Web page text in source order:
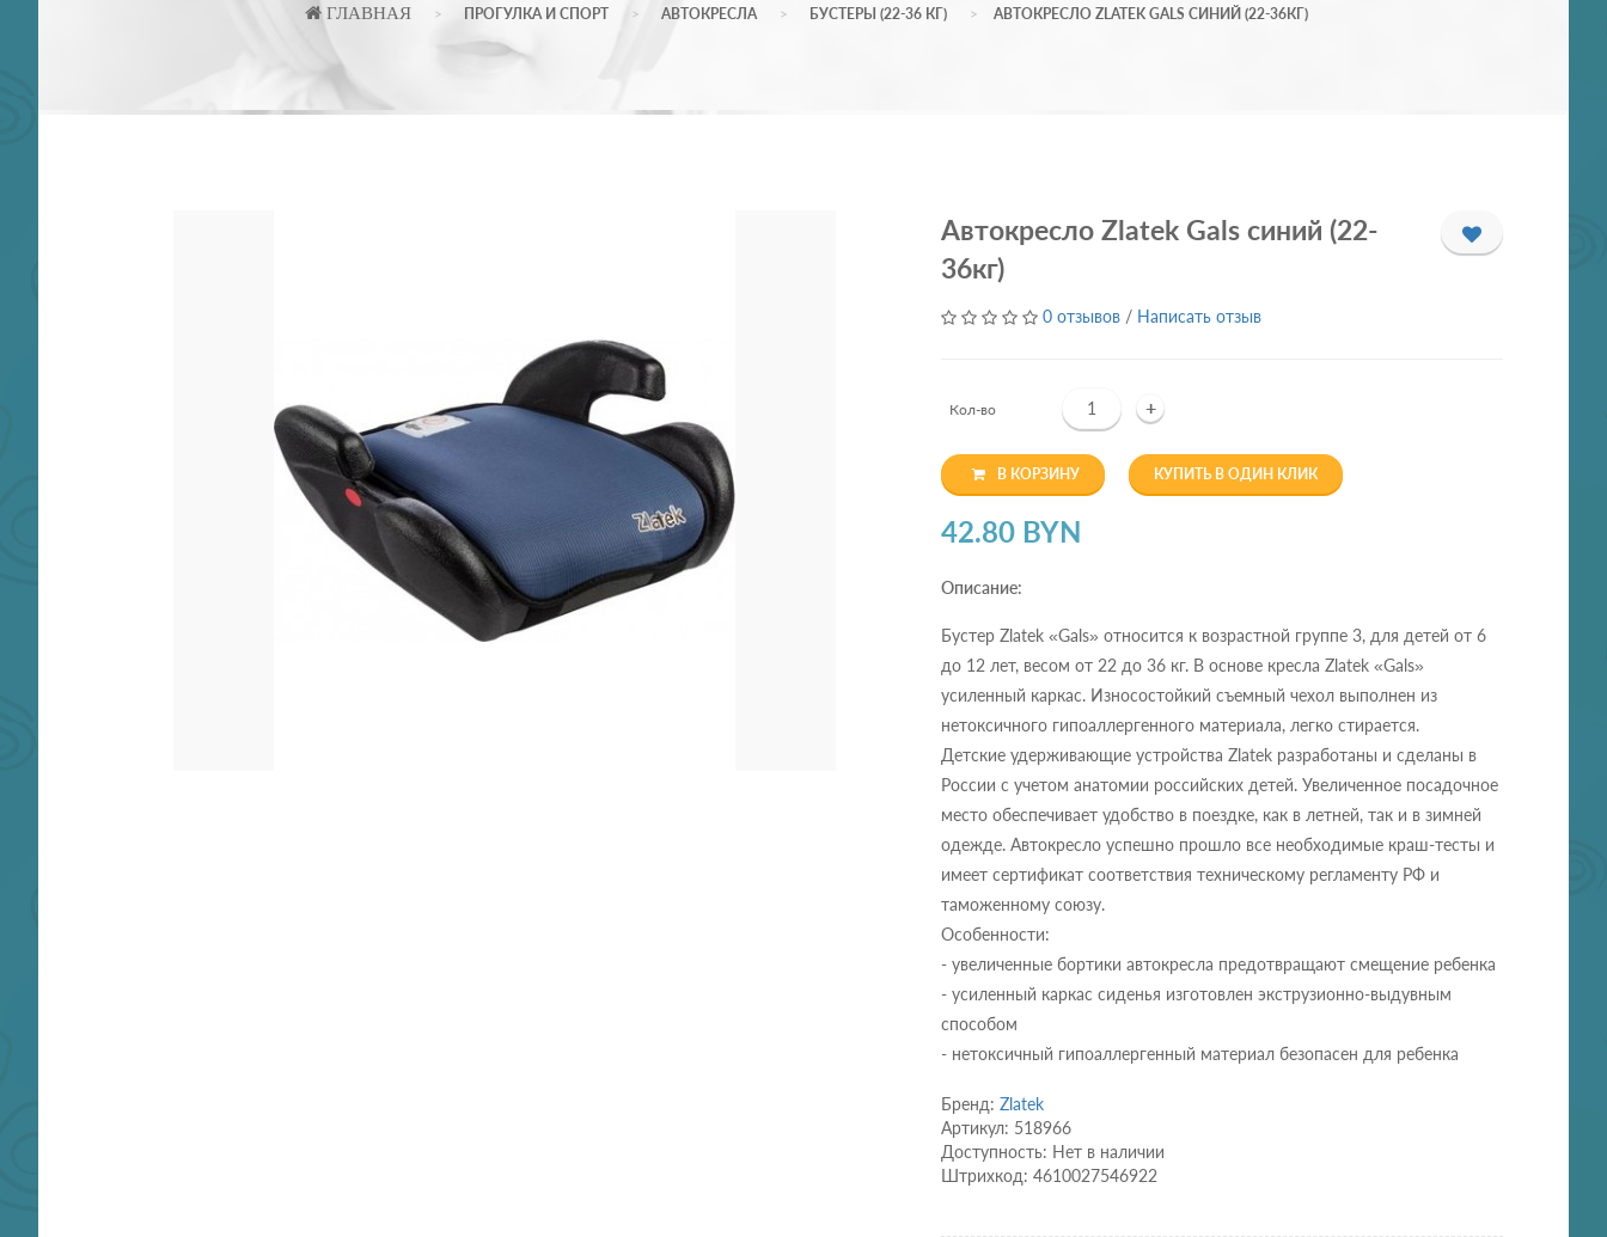
ГЛАВНАЯ ПРОГУЛКА И СПОРТ АВТОКРЕСЛА БУСТЕРЫ (22-36 КГ) АВТОКРЕСЛО ZLATEK GALS СИНИЙ (22-36КГ)
Автокресло Zlatek Gals синий (22-
36кг)
0 отзывов / Написать отзыв
Кол-во +
В КОРЗИНУ КУПИТЬ В ОДИН КЛИК
42.80 BYN
Описание:
Бустер Zlatek «Gals» относится к возрастной группе 3, для детей от 6
до 12 лет, весом от 22 до 36 кг. В основе кресла Zlatek «Gals»
усиленный каркас. Износостойкий съемный чехол выполнен из
нетоксичного гипоаллергенного материала, легко стирается.
Детские удерживающие устройства Zlatek разработаны и сделаны в
России с учетом анатомии российских детей. Увеличенное посадочное
место обеспечивает удобство в поездке, как в летней, так и в зимней
одежде. Автокресло успешно прошло все необходимые краш-тесты и
имеет сертификат соответствия техническому регламенту РФ и
таможенному союзу.
Особенности:
- увеличенные бортики автокресла предотвращают смещение ребенка
- усиленный каркас сиденья изготовлен экструзионно-выдувным
способом
- нетоксичный гипоаллергенный материал безопасен для ребенка
Бренд: Zlatek
Артикул: 518966
Доступность: Нет в наличии
Штрихкод: 4610027546922